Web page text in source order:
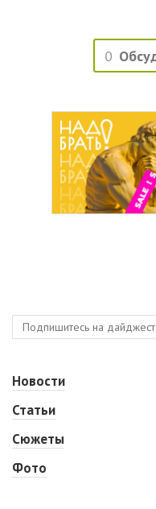
0
Новости
Статьи
Сюжеты
Фото